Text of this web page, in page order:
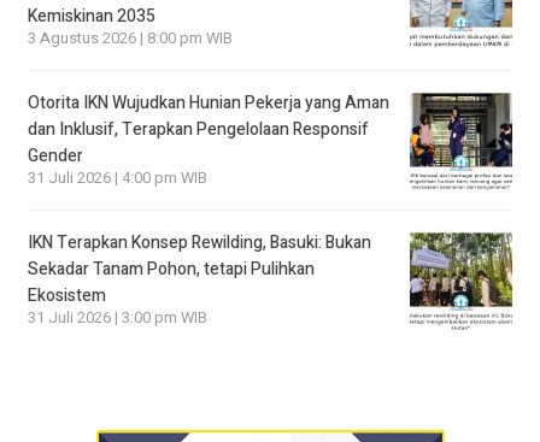
Kemiskinan 2035
3 Agustus 2026 | 8:00 pm WIB
Otorita IKN Wujudkan Hunian Pekerja yang Aman
dan Inklusif, Terapkan Pengelolaan Responsif
Gender
31 Juli 2026 | 4:00 pm WIB
IKN Terapkan Konsep Rewilding, Basuki: Bukan
Sekadar Tanam Pohon, tetapi Pulihkan
Ekosistem
31 Juli 2026 | 3:00 pm WIB